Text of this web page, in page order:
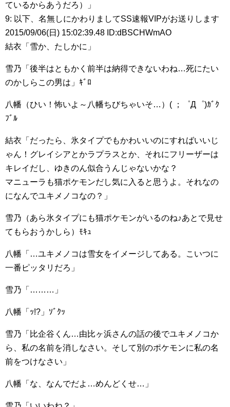
ているからあうだろ）」
9: 以下、名無しにかわりましてSS速報VIPがお送りします
2015/09/06(日) 15:02:39.48 ID:dBSCHWmAO
結衣「雪か、たしかに」
雪乃「後半はともかく前半は納得できないわね…死にたい
のかしらこの男は」ｷﾞﾛ
八幡（ひい！怖いよ～八幡ちびちゃいそ…）( ；゜Д゜)ｶﾞｸ
ﾌﾞﾙ
結衣「だったら、氷タイプでもかわいいのにすればいいじ
ゃん！グレイシアとかラプラスとか、それにフリーザーは
キレイだし、ゆきのん似合うんじゃないかな？
マニューラも猫ポケモンだし気に入ると思うよ。それなの
になんでユキメノコなの？」
雪乃（あら氷タイプにも猫ポケモンがいるのね♪あとで見せ
てもらおうかしら）ﾓｷｭ
八幡「…ユキメノコは雪女をイメージしてある。こいつに
一番ピッタリだろ」
雪乃「………」
八幡「ｯ!?」ｿﾞｸｯ
雪乃「比企谷くん…由比ヶ浜さんの話の後でユキメノコか
ら、私の名前を消しなさい。そして別のポケモンに私の名
前をつけなさい」
八幡「な、なんでだよ…めんどくせ…」